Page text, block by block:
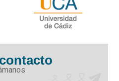
contacto